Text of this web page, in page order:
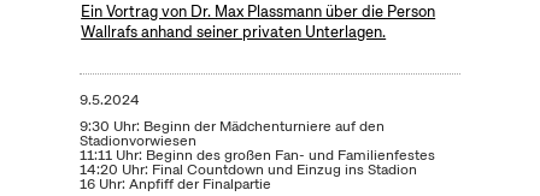
Ein Vortrag von Dr. Max Plassmann über die Person
Wallrafs anhand seiner privaten Unterlagen.
9.5.2024
9:30 Uhr: Beginn der Mädchenturniere auf den
Stadionvorwiesen
11:11 Uhr: Beginn des großen Fan- und Familienfestes
14:20 Uhr: Final Countdown und Einzug ins Stadion
16 Uhr: Anpfiff der Finalpartie